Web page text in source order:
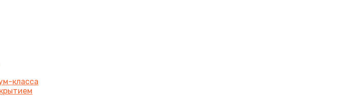
класса